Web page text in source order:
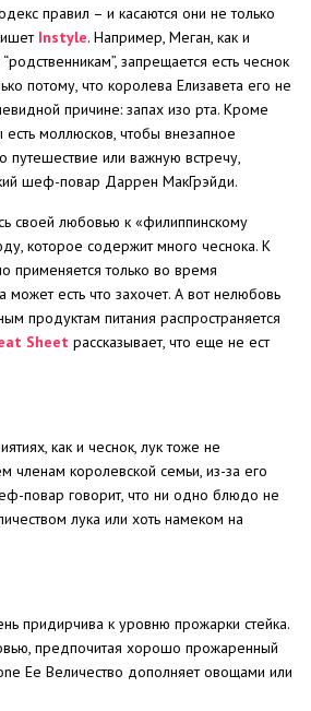
правил – и касаются они не только
Instyle. Например, Меган, как и
запрещается есть чеснок
потому, что королева Елизавета его не
причине: запах изо рта. Кроме
моллюсков, чтобы внезапное
путешествие или важную встречу,
шеф-повар Даррен МакГрэйди.
своей любовью к «филиппинскому
которое содержит много чеснока. К
применяется только во время
может есть что захочет. А вот нелюбовь
продуктам питания распространяется
Sheet рассказывает, что еще не ест
как и чеснок, лук тоже не
членам королевской семьи, из-за его
повар говорит, что ни одно блюдо не
лука или хоть намеком на
придирчива к уровню прожарки стейка.
предпочитая хорошо прожаренный
Ее Величество дополняет овощами или